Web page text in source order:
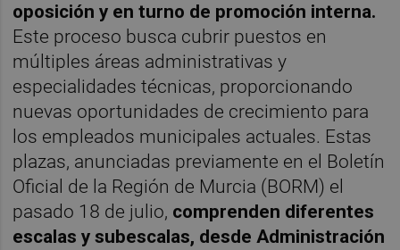
oposición y en turno de promoción interna.
Este proceso busca cubrir puestos en
múltiples áreas administrativas y
especialidades técnicas, proporcionando
nuevas oportunidades de crecimiento para
los empleados municipales actuales. Estas
plazas, anunciadas previamente en el Boletín
Oficial de la Región de Murcia (BORM) el
pasado 18 de julio, comprenden diferentes
escalas y subescalas, desde Administración